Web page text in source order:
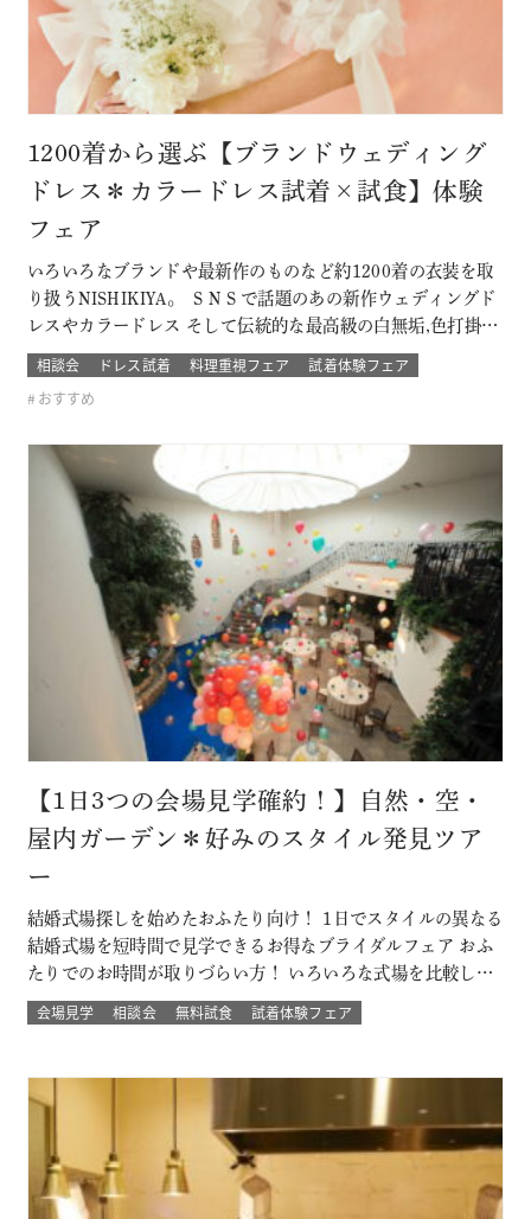
1200着から選ぶ【ブランドウェディング
ドレス＊カラードレス試着×試食】体験
フェア
いろいろなブランドや最新作のものなど約1200着の衣装を取
り扱うNISHIKIYA。 ＳＮＳで話題のあの新作ウェディングド
レスやカラードレス そして伝統的な最高級の白無垢,色打掛,本
振袖からブライズメイドの衣裳まで 衣裳のラインナップは品
質や数どちらとも県内でもトップレベル プロのドレスコーデ
ィネーターと打ち合わせをして結婚式当日の「運命の一着」
相談会 ドレス試着 料理重視フェア
試着体験フェア
おすすめ
【1日3つの会場見学確約！】自然・空・
屋内ガーデン＊好みのスタイル発見ツア
ー
結婚式場探しを始めたおふたり向け！ 1日でスタイルの異なる
結婚式場を短時間で見学できるお得なブライダルフェア おふ
たりでのお時間が取りづらい方！ いろいろな式場を比較した
い方！ 結婚式のイメージが決まってない方！にもおすすめな
ツアーです☆ 自然の中でアットホームに、空の雰囲気を感じ
チャンス！！ このフェ…
会場見学 相談会 無料試食 試着体験フェア